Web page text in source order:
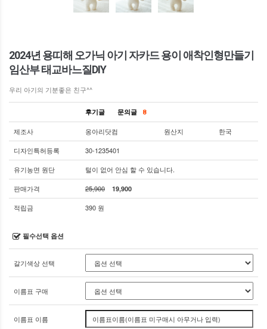
2024년 용띠해 오가닉 아기 자카드 용이 애착인형만들기
임산부 태교바느질DIY
우리 아기의 기분좋은 친구^^
후기글 문의글 8
제조사 옹아리닷컴 원산지
한국
디자인특허등록
30-1235401
유기농면 원단
털이 없어 안심 할 수 있습니다.
판매가격
25,900 19,900
적립금 390 원
필수선택 옵션
갈기색상 선택
이름표 구매
이름표 이름